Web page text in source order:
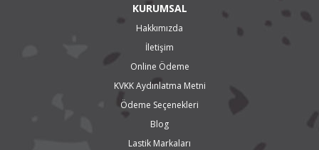
KURUMSAL
Hakkımızda
İletişim
Online Ödeme
KVKK Aydınlatma Metni
Ödeme Seçenekleri
Blog
Lastik Markaları